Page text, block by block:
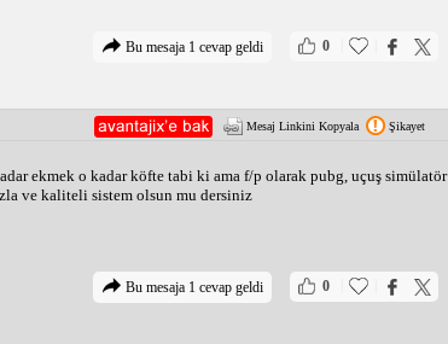
0
Bu mesaja 1 cevap geldi
Mesaj Linkini Kopyala Şikayet
ekmek o kadar köfte tabi ki ama f/p olarak pubg, uçuş simülatör
ve kaliteli sistem olsun mu dersiniz
0
Bu mesaja 1 cevap geldi